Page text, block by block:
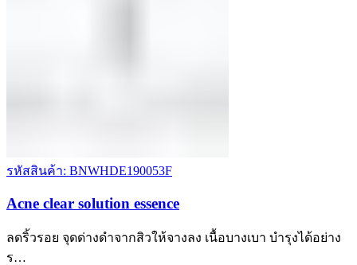
รหัสสินค้า: BNWHDE190053F
Acne clear solution essence
ลดริ้วรอย จุดด่างดำจากสิวให้จางลง เนื้อบางเบา บำรุงได้อย่าง
ร…